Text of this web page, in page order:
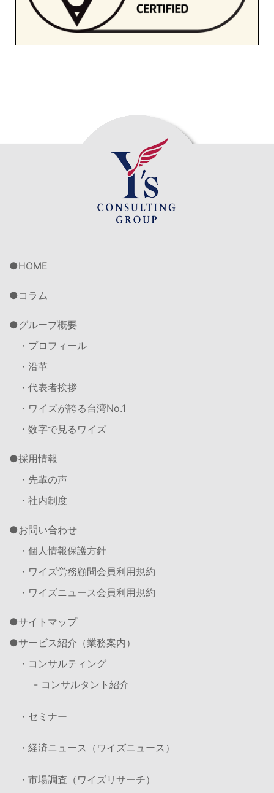
HOME
コラム
グループ概要
・プロフィール
・沿革
・代表者挨拶
・ワイズが誇る台湾No.1
・数字で見るワイズ
採用情報
・先輩の声
・社内制度
お問い合わせ
・個人情報保護方針
・ワイズ労務顧問会員利用規約
・ワイズニュース会員利用規約
サイトマップ
サービス紹介（業務案内）
・コンサルティング
- コンサルタント紹介
・セミナー
・経済ニュース（ワイズニュース）
・市場調査（ワイズリサーチ）